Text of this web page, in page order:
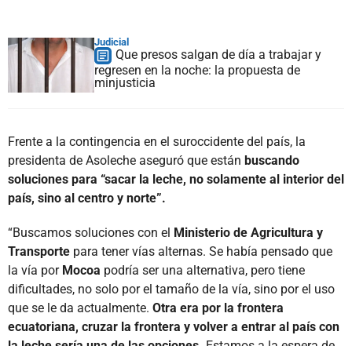
Judicial
Que presos salgan de día a trabajar y
regresen en la noche: la propuesta de
minjusticia
Frente a la contingencia en el suroccidente del país, la
presidenta de Asoleche aseguró que están buscando
soluciones para “sacar la leche, no solamente al interior del
país, sino al centro y norte”.
“Buscamos soluciones con el Ministerio de Agricultura y
Transporte para tener vías alternas. Se había pensado que
la vía por Mocoa podría ser una alternativa, pero tiene
dificultades, no solo por el tamaño de la vía, sino por el uso
que se le da actualmente. Otra era por la frontera
ecuatoriana, cruzar la frontera y volver a entrar al país con